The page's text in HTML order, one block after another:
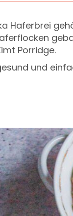
Haferbrei
Porridge.
und